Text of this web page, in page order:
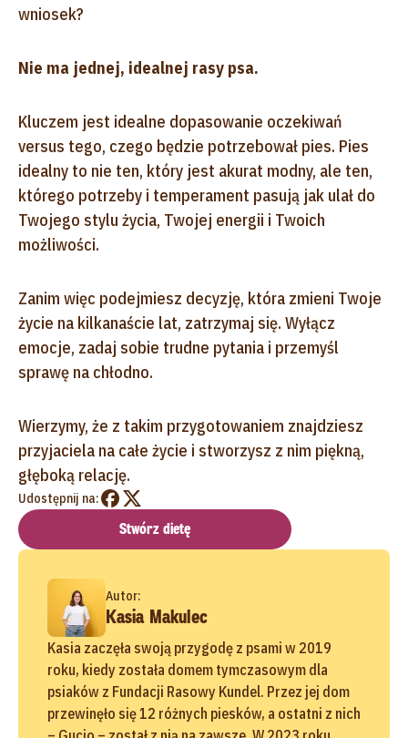
wniosek?
Nie ma jednej, idealnej rasy psa.
Kluczem jest idealne dopasowanie oczekiwań
versus tego, czego będzie potrzebował pies. Pies
idealny to nie ten, który jest akurat modny, ale ten,
którego potrzeby i temperament pasują jak ulał do
Twojego stylu życia, Twojej energii i Twoich
możliwości.
Zanim więc podejmiesz decyzję, która zmieni Twoje
życie na kilkanaście lat, zatrzymaj się. Wyłącz
emocje, zadaj sobie trudne pytania i przemyśl
sprawę na chłodno.
Wierzymy, że z takim przygotowaniem znajdziesz
przyjaciela na całe życie i stworzysz z nim piękną,
głęboką relację.
Udostępnij na:
Stwórz dietę
Autor:
Kasia Makulec
Kasia zaczęła swoją przygodę z psami w 2019
roku, kiedy została domem tymczasowym dla
psiaków z Fundacji Rasowy Kundel. Przez jej dom
przewinęło się 12 różnych piesków, a ostatni z nich